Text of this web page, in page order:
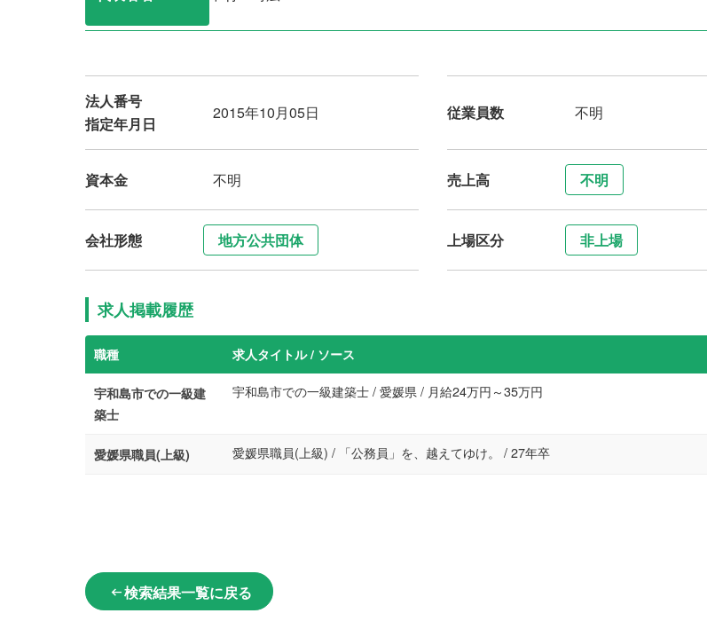
法人番号
指定年月日
2015年10月05日 従業員数 不明
資本金 不明 売上高 不明
会社形態 地方公共団体 上場区分 非上場
求人掲載履歴
職種 求人タイトル / ソース
宇和島市での一級建
築士
宇和島市での一級建築士 / 愛媛県 / 月給24万円～35万円
愛媛県職員(上級) 愛媛県職員(上級) / 「公務員」を、越えてゆけ。 / 27年卒
arrow_left_alt検索結果一覧に戻る